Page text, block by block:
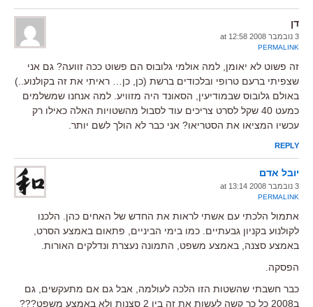
דן
3 נובמבר 2008 at 12:58
PERMALINK
זה פשוט לא יאומן, למה אולמי גלובוס הם פשוט ככה זוועה? גם אני
שצפיתי ברעם טרופי ובלכודים ברשת (כן, כן… ראיתי את זה בקולנוע..)
באולם גלובוס שבמודיעין, הסאונד היה מזוויע. למה אנחנו שמשלמים
כמעט 40 שקל לסרט צריכים עוד לסבול מהשטויות האלה כאילו רק
עכשיו המציאו את הסטריאו? אני כבר לא הולך לשם יותר.
REPLY
יובל אדם
3 נובמבר 2008 at 13:14
PERMALINK
אתמול הלכתי עם אשתי לראות את החדש של האחים כהן. הלכנו
לקולנוע בקניון גבעתיים. כמו בימי הביניים, פתאום באמצע הסרט,
באמצע סצנה, באמצע משפט, התמונה נעצרת ונדלקים האורות.
הפסקה.
כבר חשבתי שהשטות הזו הלכה לעולמה, אבל גם אם מתעקשים, גם
ב2008 כל כך קשה לעשות את זה בין 2 סצנות ולא באמצע משפט???